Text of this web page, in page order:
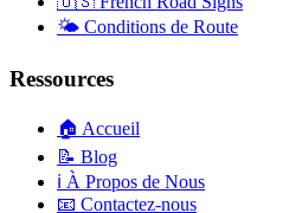
🌤️ Conditions de Route
Ressources
🏠 Accueil
📝 Blog
ℹ️ À Propos de Nous
📧 Contactez-nous